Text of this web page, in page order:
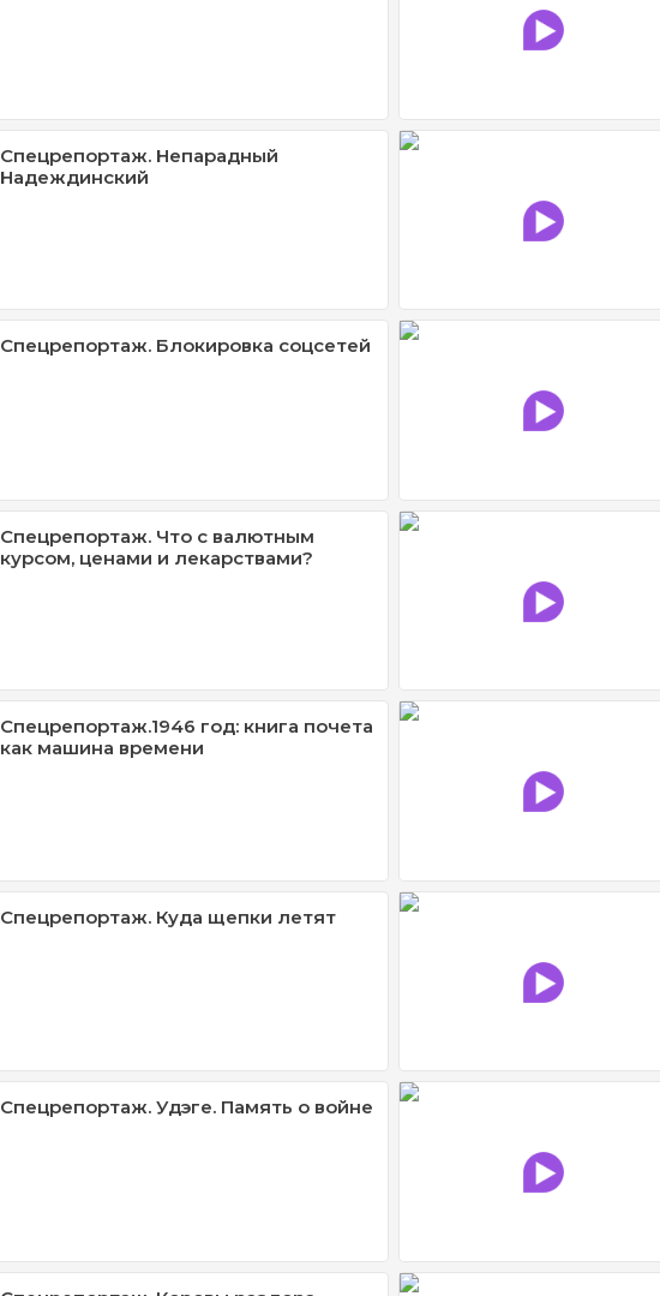
Спецрепортаж. Непарадный
Надеждинский
Спецрепортаж. Блокировка соцсетей
Спецрепортаж. Что с валютным
курсом, ценами и лекарствами?
Спецрепортаж.1946 год: книга почета
как машина времени
Спецрепортаж. Куда щепки летят
Спецрепортаж. Удэге. Память о войне